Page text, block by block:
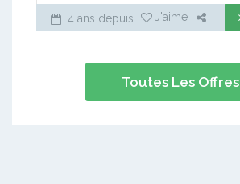
4 ans depuis J'aime
Toutes Les Offres